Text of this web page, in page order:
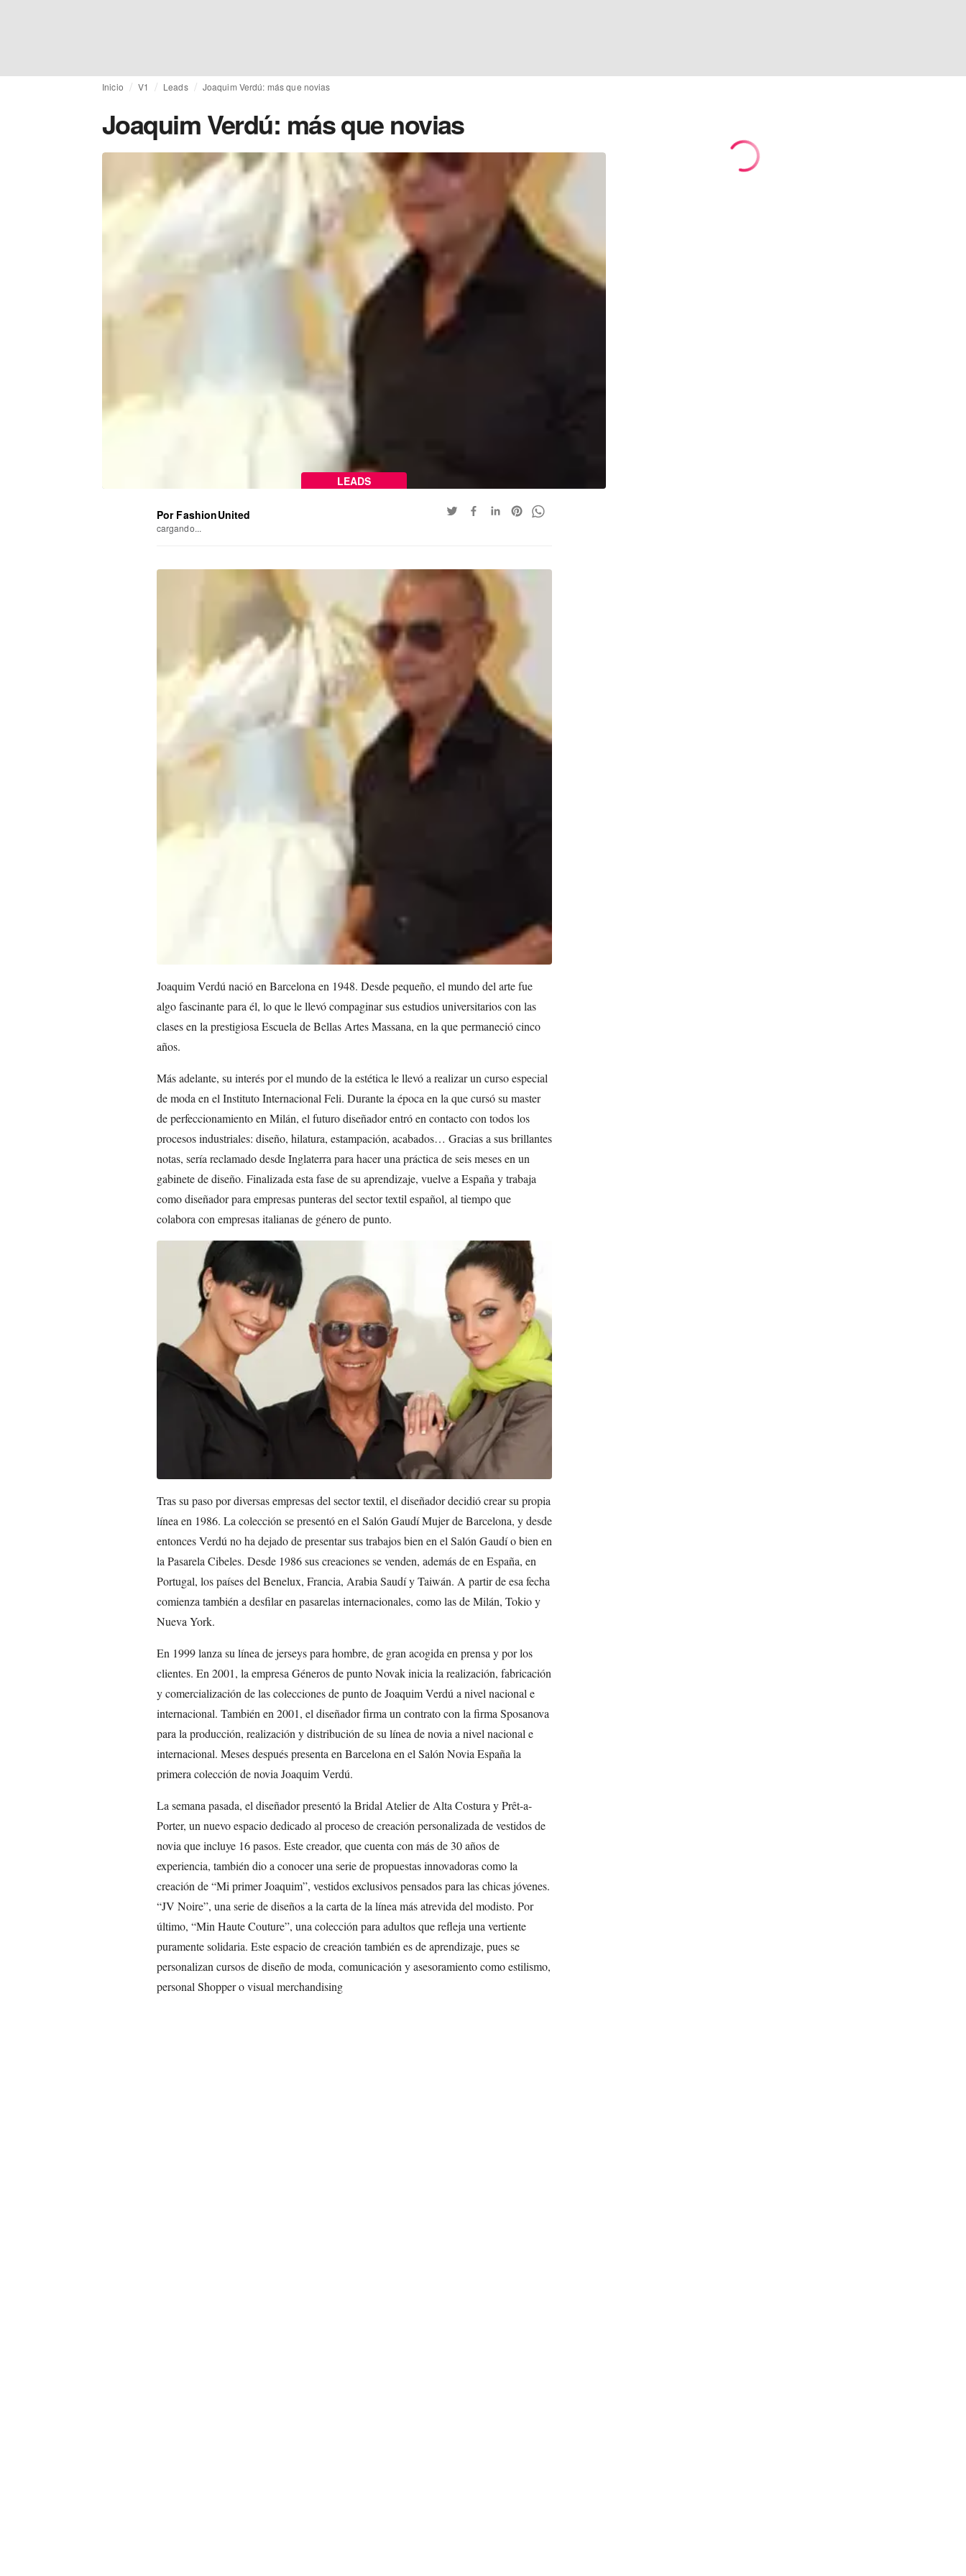
Inicio V1 Leads Joaquim Verdú: más que novias
Joaquim Verdú: más que novias
LEADS
Por FashionUnited
cargando...
Joaquim Verdú nació en Barcelona en 1948. Desde pequeño, el mundo del arte fue
algo fascinante para él, lo que le llevó compaginar sus estudios universitarios con las
clases en la prestigiosa Escuela de Bellas Artes Massana, en la que permaneció cinco
años.
Más adelante, su interés por el mundo de la estética le llevó a realizar un curso especial
de moda en el Instituto Internacional Feli. Durante la época en la que cursó su master
de perfeccionamiento en Milán, el futuro diseñador entró en contacto con todos los
procesos industriales: diseño, hilatura, estampación, acabados… Gracias a sus brillantes
notas, sería reclamado desde Inglaterra para hacer una práctica de seis meses en un
gabinete de diseño. Finalizada esta fase de su aprendizaje, vuelve a España y trabaja
como diseñador para empresas punteras del sector textil español, al tiempo que
colabora con empresas italianas de género de punto.
Tras su paso por diversas empresas del sector textil, el diseñador decidió crear su propia
línea en 1986. La colección se presentó en el Salón Gaudí Mujer de Barcelona, y desde
entonces Verdú no ha dejado de presentar sus trabajos bien en el Salón Gaudí o bien en
la Pasarela Cibeles. Desde 1986 sus creaciones se venden, además de en España, en
Portugal, los países del Benelux, Francia, Arabia Saudí y Taiwán. A partir de esa fecha
comienza también a desfilar en pasarelas internacionales, como las de Milán, Tokio y
Nueva York.
En 1999 lanza su línea de jerseys para hombre, de gran acogida en prensa y por los
clientes. En 2001, la empresa Géneros de punto Novak inicia la realización, fabricación
y comercialización de las colecciones de punto de Joaquim Verdú a nivel nacional e
internacional. También en 2001, el diseñador firma un contrato con la firma Sposanova
para la producción, realización y distribución de su línea de novia a nivel nacional e
internacional. Meses después presenta en Barcelona en el Salón Novia España la
primera colección de novia Joaquim Verdú.
La semana pasada, el diseñador presentó la Bridal Atelier de Alta Costura y Prêt-a-
Porter, un nuevo espacio dedicado al proceso de creación personalizada de vestidos de
novia que incluye 16 pasos. Este creador, que cuenta con más de 30 años de
experiencia, también dio a conocer una serie de propuestas innovadoras como la
creación de “Mi primer Joaquim”, vestidos exclusivos pensados para las chicas jóvenes.
“JV Noire”, una serie de diseños a la carta de la línea más atrevida del modisto. Por
último, “Min Haute Couture”, una colección para adultos que refleja una vertiente
puramente solidaria. Este espacio de creación también es de aprendizaje, pues se
personalizan cursos de diseño de moda, comunicación y asesoramiento como estilismo,
personal Shopper o visual merchandising